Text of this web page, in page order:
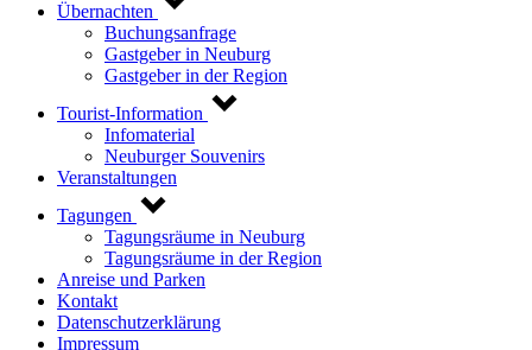
Übernachten
Buchungsanfrage
Gastgeber in Neuburg
Gastgeber in der Region
Tourist-Information
Infomaterial
Neuburger Souvenirs
Veranstaltungen
Tagungen
Tagungsräume in Neuburg
Tagungsräume in der Region
Anreise und Parken
Kontakt
Datenschutzerklärung
Impressum